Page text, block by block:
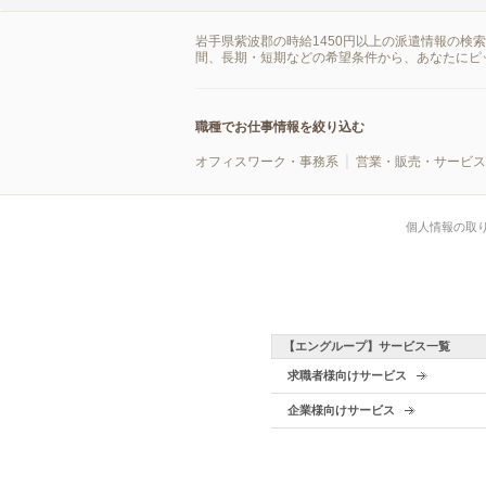
岩手県紫波郡の時給1450円以上の派遣情報の検
間、長期・短期などの希望条件から、あなたにピ
職種でお仕事情報を絞り込む
オフィスワーク・事務系 営業・販売・サービ
個人情報の取
【エングループ】サービス一覧
求職者様向けサービス
企業様向けサービス